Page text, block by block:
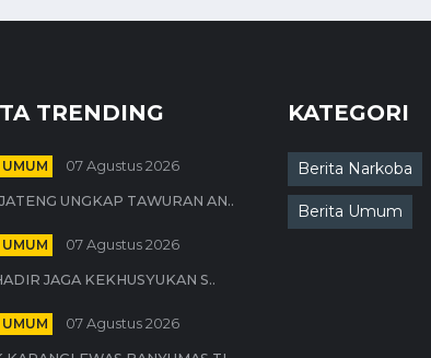
TRENDING
07 Agustus 2026
UNGKAP TAWURAN AN..
07 Agustus 2026
JAGA KEKHUSYUKAN S..
07 Agustus 2026
KATEGORI
Berita Narkoba
Berita Umum